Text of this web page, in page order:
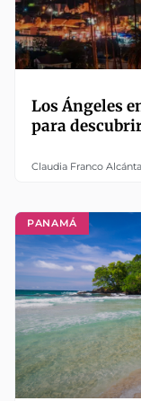
Los Ángeles
para
Claudia Franco
PANAMÁ